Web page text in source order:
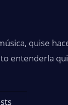
quise
entenderla